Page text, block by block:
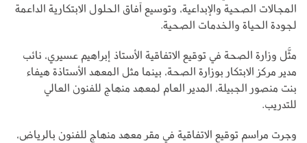
المجالات الصحية والإبداعية، وتوسيع آفاق الحلول الابتكارية الداعمة
لجودة الحياة والخدمات الصحية.
مثَّل وزارة الصحة في توقيع الاتفاقية الأستاذ إبراهيم عسيري، نائب
مدير مركز الابتكار بوزارة الصحة، بينما مثل المعهد الأستاذة هيفاء
بنت منصور الجبيلة، المدير العام لمعهد منهاج للفنون العالي
للتدريب.
وجرت مراسم توقيع الاتفاقية في مقر معهد منهاج للفنون بالرياض،